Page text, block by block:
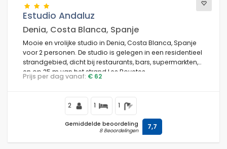
Populaire diensten
Voorwaarden
Afstanden
Estudio Andaluz
Denia, Costa Blanca, Spanje
Mooie en vrolijke studio in Denia, Costa Blanca, Spanje
voor 2 personen. De studio is gelegen in een residentieel
strandgebied, dicht bij restaurants, bars, supermarkten,
en op 25 m van het strand Les Bovetes.
Prijs per dag vanaf: € 62
2 1 1
Gemiddelde beoordeling
8 Beoordelingen 7,7